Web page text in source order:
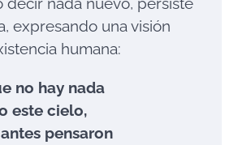
expresando una visión
humana:
no hay nada
este cielo,
pensaron